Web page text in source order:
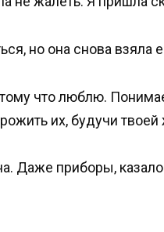
но она снова взяла
что люблю.
их, будучи
Даже приборы,